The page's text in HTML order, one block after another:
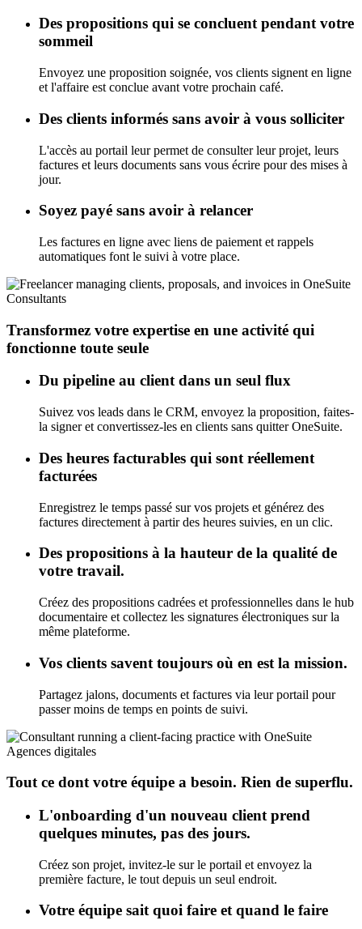
Des propositions qui se concluent pendant votre
sommeil
Envoyez une proposition soignée, vos clients signent en ligne
et l'affaire est conclue avant votre prochain café.
Des clients informés sans avoir à vous solliciter
L'accès au portail leur permet de consulter leur projet, leurs
factures et leurs documents sans vous écrire pour des mises à
jour.
Soyez payé sans avoir à relancer
Les factures en ligne avec liens de paiement et rappels
automatiques font le suivi à votre place.
Consultants
Transformez votre expertise en une activité qui
fonctionne toute seule
Du pipeline au client dans un seul flux
Suivez vos leads dans le CRM, envoyez la proposition, faites-
la signer et convertissez-les en clients sans quitter OneSuite.
Des heures facturables qui sont réellement
facturées
Enregistrez le temps passé sur vos projets et générez des
factures directement à partir des heures suivies, en un clic.
Des propositions à la hauteur de la qualité de
votre travail.
Créez des propositions cadrées et professionnelles dans le hub
documentaire et collectez les signatures électroniques sur la
même plateforme.
Vos clients savent toujours où en est la mission.
Partagez jalons, documents et factures via leur portail pour
passer moins de temps en points de suivi.
Agences digitales
Tout ce dont votre équipe a besoin. Rien de superflu.
L'onboarding d'un nouveau client prend
quelques minutes, pas des jours.
Créez son projet, invitez-le sur le portail et envoyez la
première facture, le tout depuis un seul endroit.
Votre équipe sait quoi faire et quand le faire